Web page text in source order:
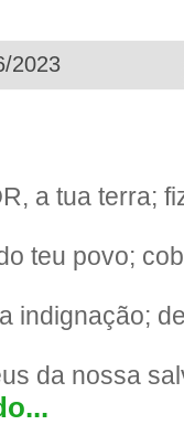
2023
a tua terra;
teu povo;
indignação;
da nossa